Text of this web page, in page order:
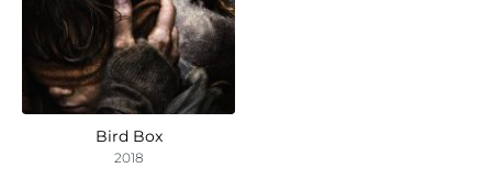
Bird Box
2018